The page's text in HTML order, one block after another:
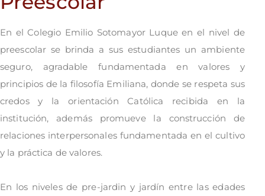
En el Colegio Emilio Sotomayor Luque en el nivel de
preescolar se brinda a sus estudiantes un ambiente
seguro, agradable fundamentada en valores y
principios de la filosofía Emiliana, donde se respeta sus
credos y la orientación Católica recibida en la
institución, además promueve la construcción de
relaciones interpersonales fundamentada en el cultivo
y la práctica de valores.
En los niveles de pre-jardin y jardín entre las edades